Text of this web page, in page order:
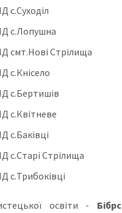
с.Суходіл
с.Лопушна
смт.Нові Стрілища
с.Кнісело
с.Бертишів
с.Квітневе
с.Баківці
с.Старі Стрілища
с.Трибоківці
освіти -